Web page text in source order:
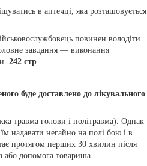
в аптечці, яка розташовується
повинен володіти
завдання — виконання
242 стр
буде доставлено до лікувального
травма голови і політравма). Однак
надавати негайно на полі бою і в
протягом перших 30 хвилин після
допомога товариша.